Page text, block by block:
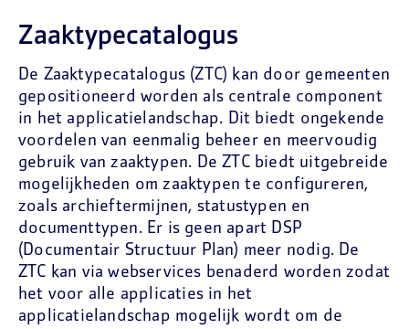
Zaaktypecatalogus
De Zaaktypecatalogus (ZTC) kan door gemeenten
gepositioneerd worden als centrale component
in het applicatielandschap. Dit biedt ongekende
voordelen van eenmalig beheer en meervoudig
gebruik van zaaktypen. De ZTC biedt uitgebreide
mogelijkheden om zaaktypen te configureren,
zoals archieftermijnen, statustypen en
documenttypen. Er is geen apart DSP
(Documentair Structuur Plan) meer nodig. De
ZTC kan via webservices benaderd worden zodat
het voor alle applicaties in het
applicatielandschap mogelijk wordt om de